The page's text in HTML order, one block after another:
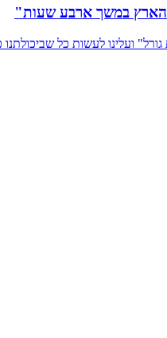
הארץ במשך ארבע שעות"
ועלינו לעשות כל